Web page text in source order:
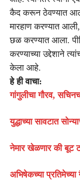
कैद करून ठेवण्यात आले.
मारहाण करण्यात
छळ करण्यात आला.
करण्याच्या उद्देशाने
केला आहे.
हे ही वाचा:
गांगुलीचा गौरव,
युद्धाच्या सावटात
नेमार खेळणार की बूट
अभिषेकच्या प्रतिमेच्या